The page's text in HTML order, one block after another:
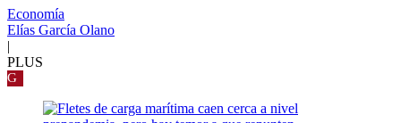
Economía
Elías García Olano
|
PLUS
G